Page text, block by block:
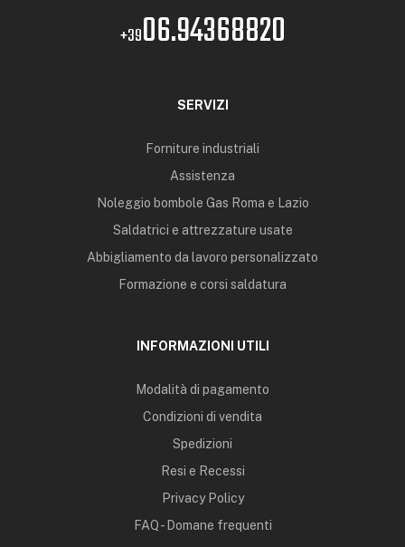
+3906.94368820
SERVIZI
Forniture industriali
Assistenza
Noleggio bombole Gas Roma e Lazio
Saldatrici e attrezzature usate
Abbigliamento da lavoro personalizzato
Formazione e corsi saldatura
INFORMAZIONI UTILI
Modalità di pagamento
Condizioni di vendita
Spedizioni
Resi e Recessi
Privacy Policy
FAQ - Domane frequenti